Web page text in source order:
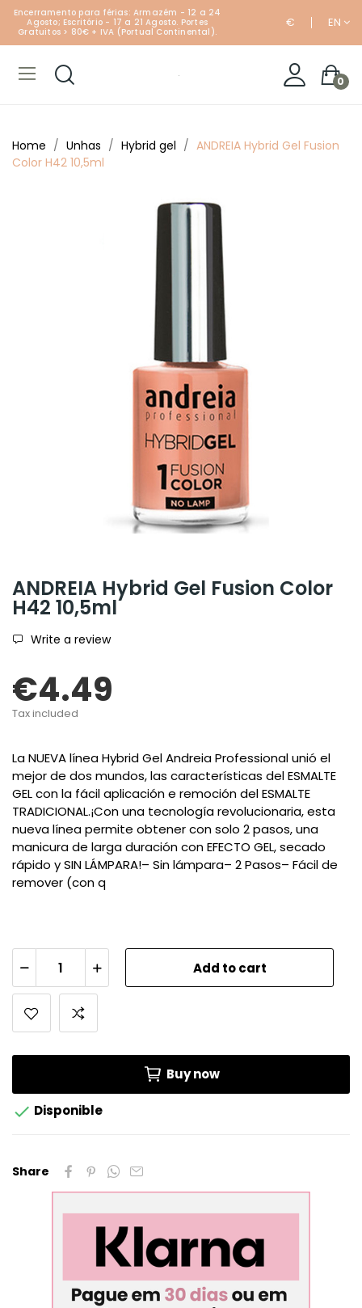
Encerramento para férias: Armazém - 12 a 24
Agosto; Escritório - 17 a 21 Agosto. Portes
Gratuitos > 80€ + IVA (Portual Continental).
€ EN
0
Home Unhas Hybrid gel
ANDREIA Hybrid Gel Fusion
Color H42 10,5ml
ANDREIA Hybrid Gel Fusion Color
H42 10,5ml
Write a review
€4.49
Tax included
La NUEVA línea Hybrid Gel Andreia Professional unió el
mejor de dos mundos, las características del ESMALTE
GEL con la fácil aplicación e remoción del ESMALTE
TRADICIONAL.¡Con una tecnología revolucionaria, esta
nueva línea permite obtener con solo 2 pasos, una
manicura de larga duración con EFECTO GEL, secado
rápido y SIN LÁMPARA!– Sin lámpara– 2 Pasos– Fácil de
remover (con q
Add to cart
Buy now
 Disponible
Share